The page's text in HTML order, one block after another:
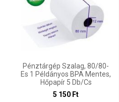
Pénztárgép Szalag, 80/80-
Es 1 Példányos BPA Mentes,
Hőpapír 5 Db/cs
5 150 Ft